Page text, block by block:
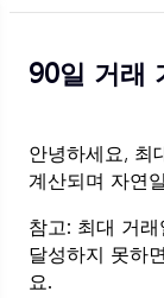
90일 거래
안녕하세요, 최
계산되며 자연
참고: 최대 거
달성하지 못하
요.